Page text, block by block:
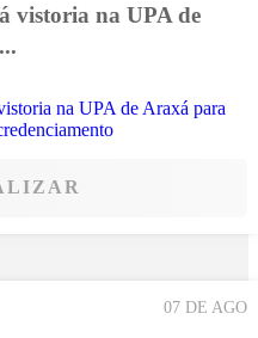
vistoria na UPA de
07 DE AGO